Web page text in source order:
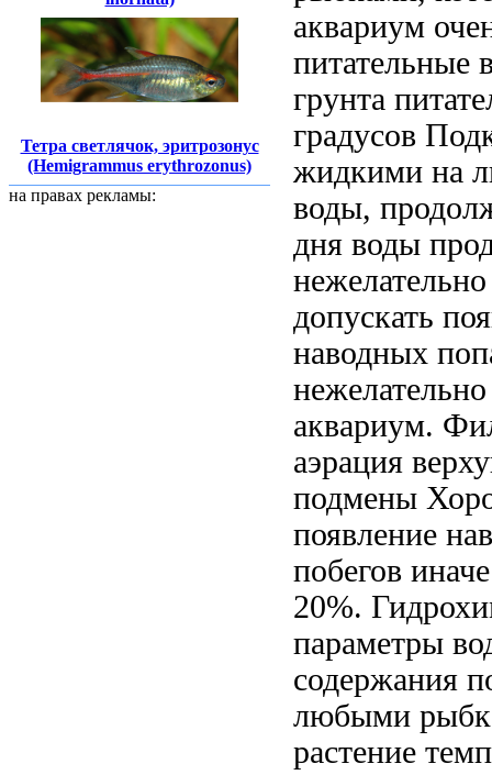
Тетра светлячок, эритрозонус
(Hemigrammus erythrozonus)
на правах рекламы:
аквариум
питательные
грунта
градусов
жидкими на
воды,
дня воды
допускать
наводных
нежелательно
аквариум.
аэрация
подмены
появление
побегов иначе
20%.
параметры
содержания
любыми
растение